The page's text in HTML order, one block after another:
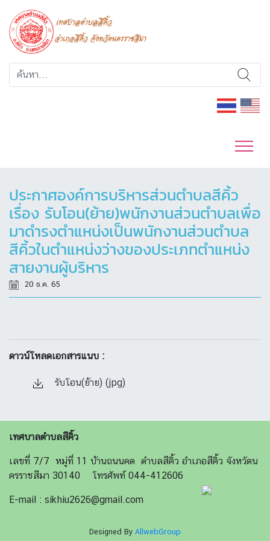
ประกาศองค์การบริหารส่วนตำบลสีคิ้ว
เรื่อง รับโอน(ย้าย)พนักงานส่วนตำบลเพื่อ
มาดำรงตำแหน่งเป็นพนักงานส่วนตำบล
สีคิ้วในตำแหน่งว่างของประเภทตำแหน่ง
สายงานผู้บริหาร
20 ธ.ค. 65
ดาวน์โหลดเอกสารแนบ :
รับโอน(ย้าย) (jpg)
เทศบาลตำบลสีคิ้ว
เลขที่ 7/7 หมู่ที่ 11 บ้านถนนคด ตำบลสีคิ้ว อำเภอสีคิ้ว จังหวัดน
ครราชสีมา 30140 โทรศัพท์ 044-412606
E-mail : sikhiu2626@gmail.com
Designed By AllwebGroup